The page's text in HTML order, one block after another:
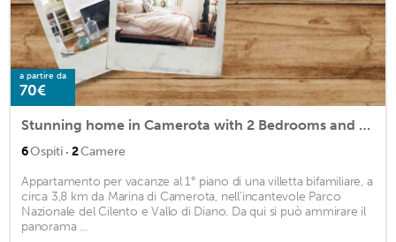
a partire da
70€
Stunning home in Camerota with 2 Bedrooms and WiFi
6Ospiti · 2Camere
Appartamento per vacanze al 1° piano di una villetta bifamiliare, a
circa 3,8 km da Marina di Camerota, nell'incantevole Parco
Nazionale del Cilento e Vallo di Diano. Da qui si può ammirare il
panorama ...